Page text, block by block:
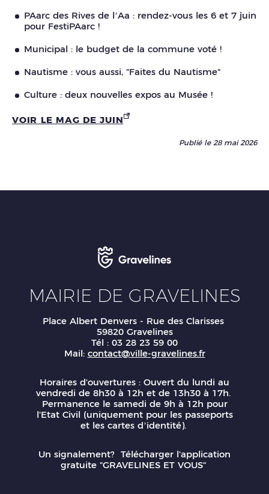
PAarc des Rives de l’Aa : rendez-vous les 6 et 7 juin
pour FestiPAarc !
Municipal : le budget de la commune voté !
Nautisme : vous aussi, "Faites du Nautisme"
Culture : deux nouvelles expos au Musée !
VOIR LE MAG DE JUIN
Publié le 28 mai 2026
MAIRIE DE GRAVELINES
Place Albert Denvers - Rue des Clarisses
59820 Gravelines
Tél : 03 28 23 59 00
Mail: contact@ville-gravelines.fr
Horaires d'ouvertures : Ouvert du lundi au
vendredi de 8h30 à 12h et de 13h30 à 17h.
Permanence le samedi de 9h à 12h pour
l'Etat Civil (uniquement pour les passeports
et les cartes d’identité).
Un signalement? Télécharger l'application
gratuite "GRAVELINES ET VOUS"